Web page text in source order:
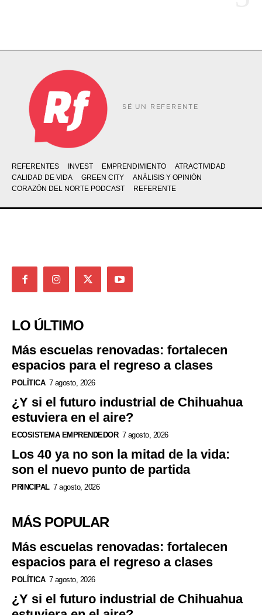
SÉ UN REFERENTE
REFERENTES INVEST EMPRENDIMIENTO
ATRACTIVIDAD
CALIDAD DE VIDA
GREEN CITY
ANÁLISIS Y OPINIÓN
CORAZÓN DEL NORTE PODCAST
REFERENTE
LO ÚLTIMO
Más escuelas renovadas: fortalecen
espacios para el regreso a clases
POLÍTICA 7 agosto, 2026
¿Y si el futuro industrial de Chihuahua
estuviera en el aire?
ECOSISTEMA EMPRENDEDOR 7 agosto, 2026
Los 40 ya no son la mitad de la vida:
son el nuevo punto de partida
PRINCIPAL 7 agosto, 2026
MÁS POPULAR
Más escuelas renovadas: fortalecen
espacios para el regreso a clases
POLÍTICA 7 agosto, 2026
¿Y si el futuro industrial de Chihuahua